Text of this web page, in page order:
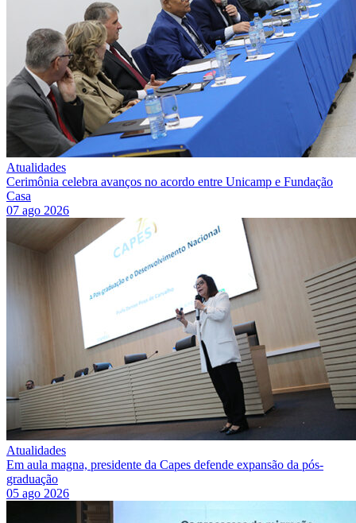
Atualidades
Cerimônia celebra avanços no acordo entre Unicamp e Fundação
Casa
07 ago 2026
Atualidades
Em aula magna, presidente da Capes defende expansão da pós-
graduação
05 ago 2026